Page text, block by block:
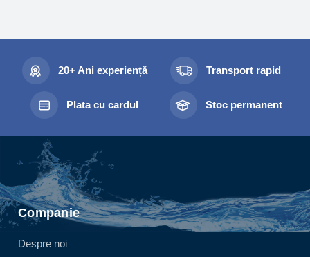
20+ Ani experiență Transport rapid
Plata cu cardul Stoc permanent
Companie
Despre noi